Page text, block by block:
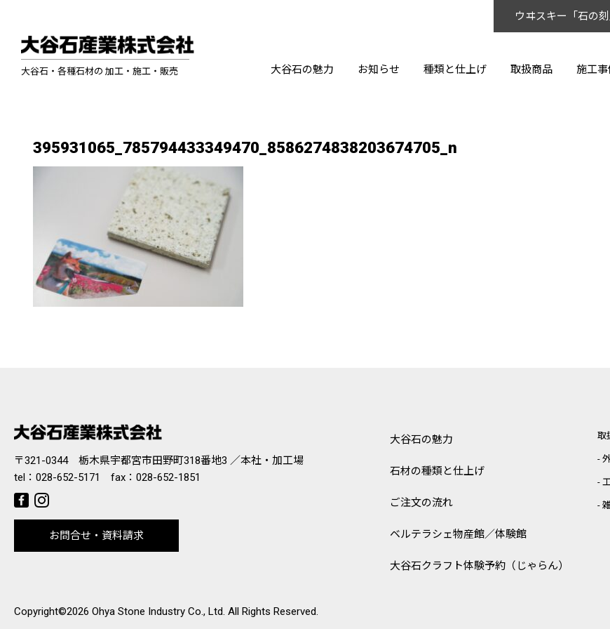
大谷石・各種石材の 加工・施工・販売 大谷石の魅力 お知らせ 種類と仕上げ 取扱商品 施工事
ウヰスキー「石の刻
395931065_785794433349470_8586274838203674705_n
〒321-0344 栃木県宇都宮市田野町318番地3 ／本社・加工場
tel： 028-652-5171 fax：028-652-1851
お問合せ・資料請求
大谷石の魅力
石材の種類と仕上げ
ご注文の流れ
ベルテラシェ物産館／体験館
大谷石クラフト体験予約（じゃらん）
取
Copyright©2026 Ohya Stone Industry Co., Ltd. All Rights Reserved.